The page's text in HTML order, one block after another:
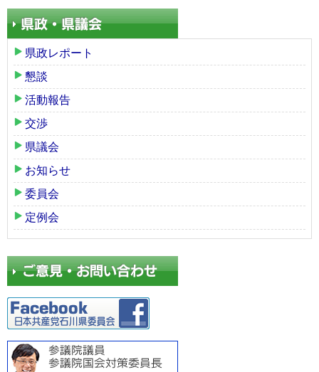
県政レポート
懇談
活動報告
交渉
県議会
お知らせ
委員会
定例会